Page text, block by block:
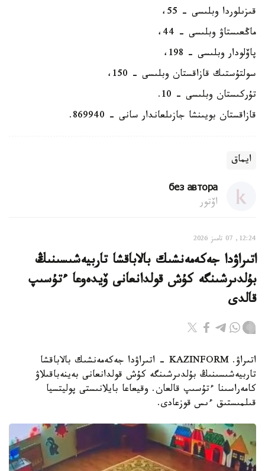
قىزىلوردا وبلىسى - 55،
ماڭعىستاۋ وبلىسى - 44،
پاۆلودار وبلىسى - 198،
سولتۇستىك قازاقستان وبلىسى - 150،
تۇركىستان وبلىسى - 10.
قازاقستان بويىنشا جازىلعاندار سانى - 869940.
ايماق
без автора
اۆتور
12:24, 07 تامىز 2026
اتىراۋدا جەكەمەنشىك بالاباقشا تاربيەشىسىنىڭ
بۇلدىرشىنگە كۇش قولدانعانى ۆيدەوعا ءتۇسىپ
قالدى
اتىراۋ. KAZINFORM - اتىراۋدا جەكەمەنشىك بالاباقشا
تاربيەشىسىنىڭ بۇلدىرشىنگە كۇش قولدانعانى بەينەباقىلاۋ
كامەراسىنا ءتۇسىپ قالعان. وقيعاعا بايلانىستى پوليتسيا
قىلمىستىق ءىس قوزعادى.